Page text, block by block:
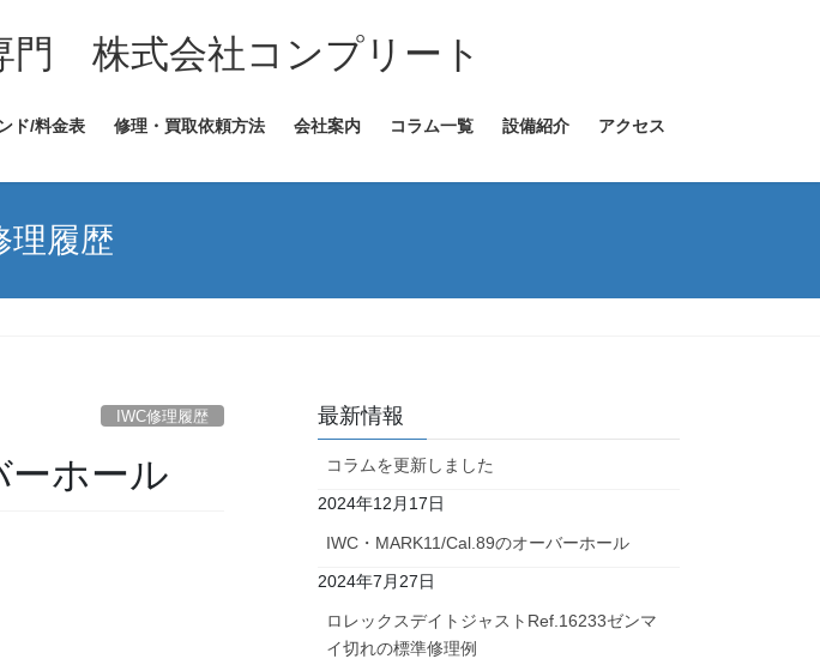
門 株式会社コンプリート
ド/料金表 修理・買取依頼方法 会社案内 コラム一覧 設備紹介 アクセス
理履歴
IWC修理履歴
ーホール
最新情報
コラムを更新しました
2024年12月17日
IWC・MARK11/Cal.89のオーバーホール
2024年7月27日
ロレックスデイトジャストRef.16233ゼンマ
イ切れの標準修理例